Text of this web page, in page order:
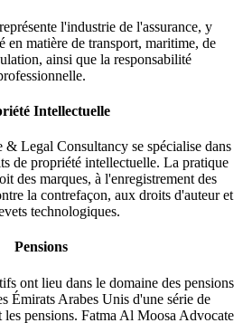
l'industrie de l'assurance, y
en matière de transport, maritime, de
ainsi que la responsabilité
Intellectuelle
Legal Consultancy se spécialise dans
de propriété intellectuelle. La pratique
des marques, à l'enregistrement des
la contrefaçon, aux droits d'auteur et
technologiques.
Pensions
ont lieu dans le domaine des pensions
Émirats Arabes Unis d'une série de
pensions. Fatma Al Moosa Advocate